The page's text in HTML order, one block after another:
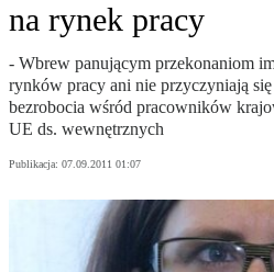
na rynek pracy
- Wbrew panującym przekonaniom
rynków pracy ani nie przyczyniają
bezrobocia wśród pracowników
UE ds. wewnętrznych
Publikacja: 07.09.2011 01:07